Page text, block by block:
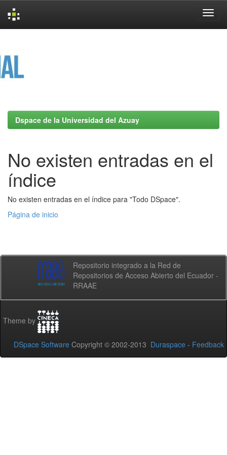
Dspace de la Universidad del Azuay
No existen entradas en el
índice
No existen entradas en el índice para "Todo DSpace".
Página de inicio
Repositorio integrado a la Red de
Repositorios de Acceso Abierto del Ecuador -
RRAAE
Theme by
DSpace Software Copyright © 2002-2013 Duraspace - Feedback